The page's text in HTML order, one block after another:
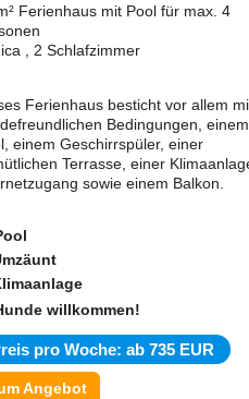
Ferienhaus mit Pool für max. 4
, 2 Schlafzimmer
Ferienhaus besticht vor allem
Bedingungen, einem
einem Geschirrspüler, einer
Terrasse, einer
sowie einem Balkon.
willkommen!
pro Woche: ab 735 EUR
Angebot